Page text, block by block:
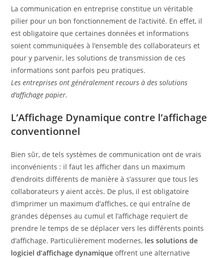
La communication en entreprise constitue un véritable
pilier pour un bon fonctionnement de l’activité. En effet, il
est obligatoire que certaines données et informations
soient communiquées à l’ensemble des collaborateurs et
pour y parvenir, les solutions de transmission de ces
informations sont parfois peu pratiques.
Les entreprises ont généralement recours à des solutions
d’affichage papier.
L’Affichage Dynamique contre l’affichage
conventionnel
Bien sûr, de tels systèmes de communication ont de vrais
inconvénients : il faut les afficher dans un maximum
d’endroits différents de manière à s’assurer que tous les
collaborateurs y aient accès. De plus, il est obligatoire
d’imprimer un maximum d’affiches, ce qui entraîne de
grandes dépenses au cumul et l’affichage requiert de
prendre le temps de se déplacer vers les différents points
d’affichage. Particulièrement modernes, les solutions de
logiciel d’affichage dynamique offrent une alternative